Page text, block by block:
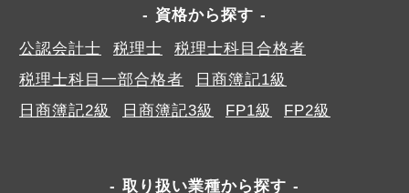
資格から探す
公認会計士
税理士
税理士科目合格者
税理士科目一部合格者
日商簿記1級
日商簿記2級
日商簿記3級 FP1級 FP2級
取り扱い業種から探す